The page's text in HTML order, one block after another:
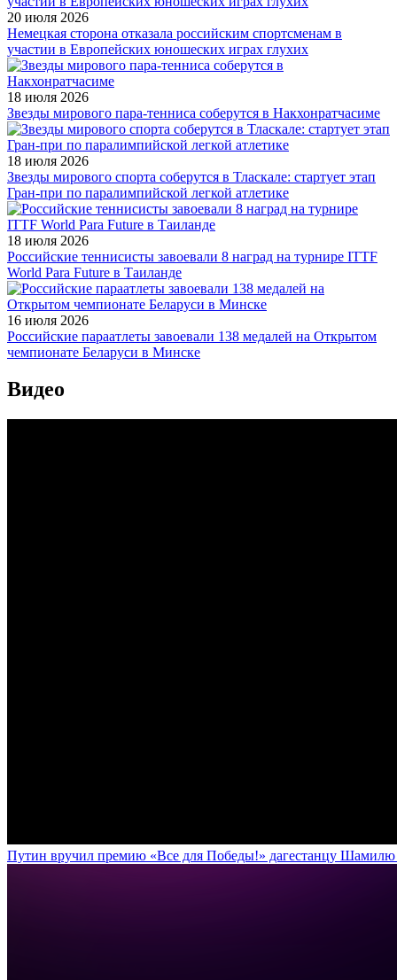
20 июля 2026
Немецкая сторона отказала российским спортсменам в
участии в Европейских юношеских играх глухих
18 июля 2026
Звезды мирового пара-тенниса соберутся в Накхонратчасиме
18 июля 2026
Звезды мирового спорта соберутся в Тласкале: стартует этап
Гран-при по паралимпийской легкой атлетике
18 июля 2026
Российские теннисисты завоевали 8 наград на турнире ITTF
World Para Future в Таиланде
16 июля 2026
Российские параатлеты завоевали 138 медалей на Открытом
чемпионате Беларуси в Минске
Видео
Путин вручил премию «Все для Победы!» дагестанцу Шамилю